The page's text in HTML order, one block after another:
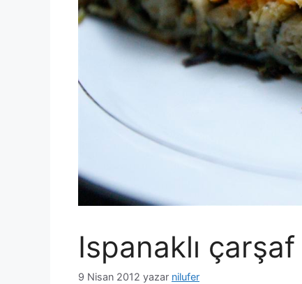
Ispanaklı
9 Nisan 2012 yazar nilufer